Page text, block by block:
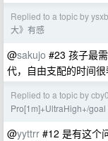
Replied to a topic by
大》有感
@sakujo #23 孩子最
代，自由支配的时间很
Replied to a topic by
Pro[1m]+UltraHigh+/
@yyttrr #12 是有这个